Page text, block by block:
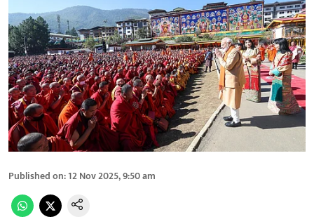
Published on:12 Nov 2025, 9:50 am